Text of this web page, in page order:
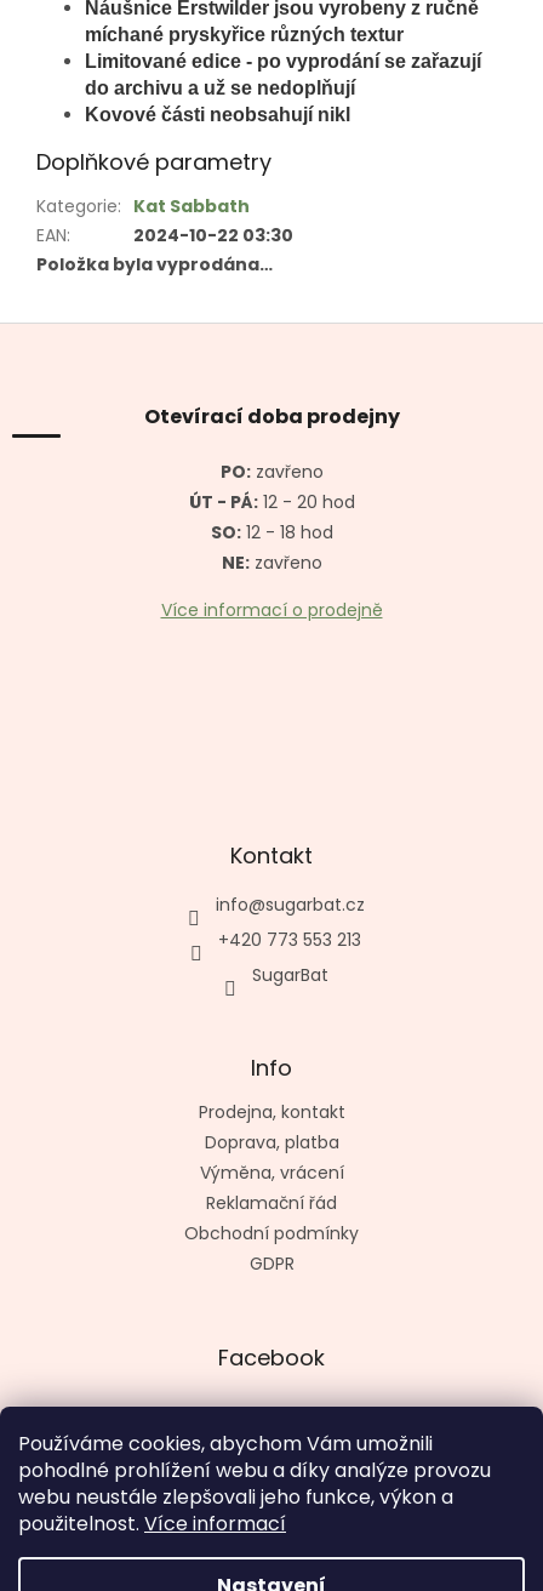
Používáme cookies, abychom Vám umožnili
pohodlné prohlížení webu a díky analýze provozu
webu neustále zlepšovali jeho funkce, výkon a
použitelnost. Více informací
Náušnice Erstwilder jsou vyrobeny z ručně
míchané pryskyřice různých textur
Limitované edice - po vyprodání se zařazují
do archivu a už se nedoplňují
Kovové části neobsahují nikl
Doplňkové parametry
Kategorie: Kat Sabbath
EAN:
2024-10-22 03:30
Položka byla vyprodána…
Z
Otevírací doba prodejny
PO:zavřeno
ÚT - PÁ:12 - 20 hod
SO:12 - 18 hod
NE:zavřeno
Více informací o prodejně
Kontakt
info@sugarbat.cz
+420 773 553 213
SugarBat
Info
Prodejna, kontakt
Doprava, platba
Výměna, vrácení
Reklamační řád
Obchodní podmínky
GDPR
Facebook
Vytvořil kashop.cz